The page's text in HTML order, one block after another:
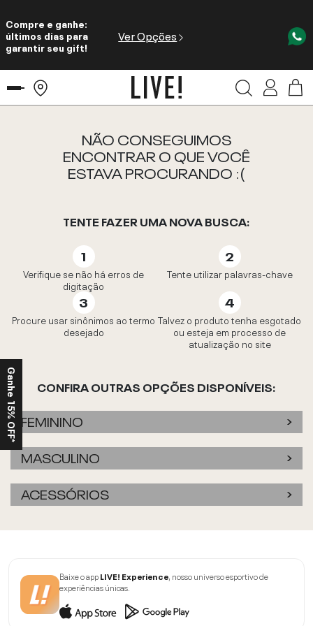
Compre e ganhe:
últimos dias para
garantir seu gift!
Ver Opções
NÃO CONSEGUIMOS
ENCONTRAR O QUE VOCÊ
ESTAVA PROCURANDO :(
TENTE FAZER UMA NOVA BUSCA:
Verifique se não há erros de
digitação
Tente utilizar palavras-chave
Procure usar sinônimos ao termo
desejado
Talvez o produto tenha esgotado
ou esteja em processo de
atualização no site
CONFIRA OUTRAS OPÇÕES DISPONÍVEIS:
FEMININO
MASCULINO
ACESSÓRIOS
Baixe o appLIVE! Experience, nosso universo esportivo de
experiências únicas.
Ganhe 15% OFF*